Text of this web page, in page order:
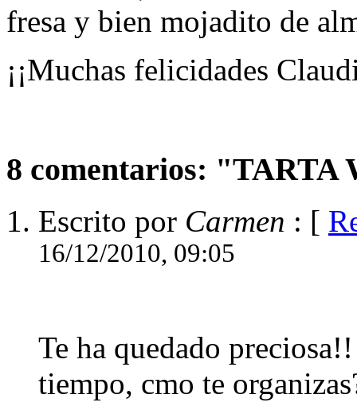
fresa y bien mojadito de
¡¡Muchas felicidades
8 comentarios:
Escrito por Carmen : [
16/12/2010, 09:05
Te ha quedado
tiempo, cmo te